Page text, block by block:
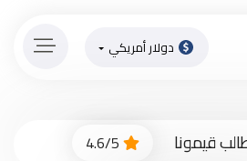
دولار أمريكي
قيمونا 4.6/5